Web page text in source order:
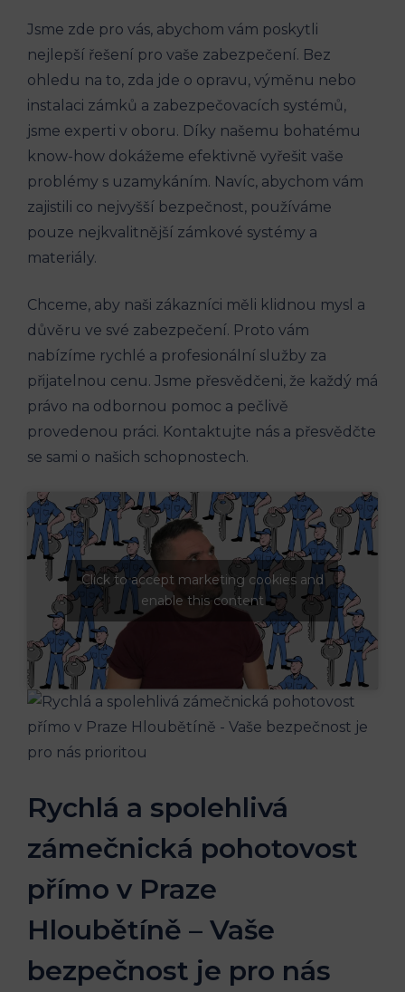
Jsme zde pro vás, abychom vám poskytli
nejlepší řešení pro vaše zabezpečení. Bez
ohledu na to, zda jde o opravu, výměnu nebo
instalaci zámků a zabezpečovacích systémů,
jsme experti v oboru. Díky našemu bohatému
know-how dokážeme efektivně vyřešit vaše
problémy s uzamykáním. Navíc, abychom vám
zajistili co nejvyšší bezpečnost, používáme
pouze nejkvalitnější zámkové systémy a
materiály.
Chceme, aby naši zákazníci měli klidnou mysl a
důvěru ve své zabezpečení. Proto vám
nabízíme rychlé a profesionální služby za
přijatelnou cenu. Jsme přesvědčeni, že každý má
právo na odbornou pomoc a pečlivě
provedenou práci. Kontaktujte nás a přesvědčte
se sami o našich schopnostech.
Click to accept marketing cookies and
enable this content
Rychlá a spolehlivá
zámečnická pohotovost
přímo v Praze
Hloubětíně – Vaše
bezpečnost je pro nás